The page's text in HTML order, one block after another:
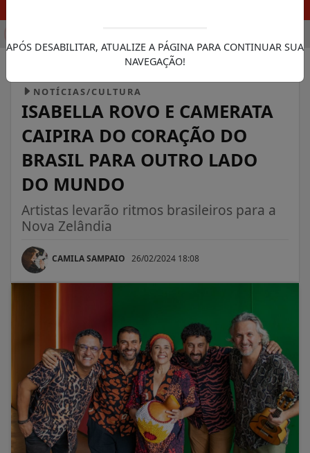
NOTÍCIAS/CULTURA
ISABELLA ROVO E CAMERATA
CAIPIRA DO CORAÇÃO DO
BRASIL PARA OUTRO LADO
DO MUNDO
Artistas levarão ritmos brasileiros para a
Nova Zelândia
CAMILA SAMPAIO 26/02/2024 18:08
APÓS DESABILITAR, ATUALIZE A PÁGINA PARA CONTINUAR SUA
NAVEGAÇÃO!